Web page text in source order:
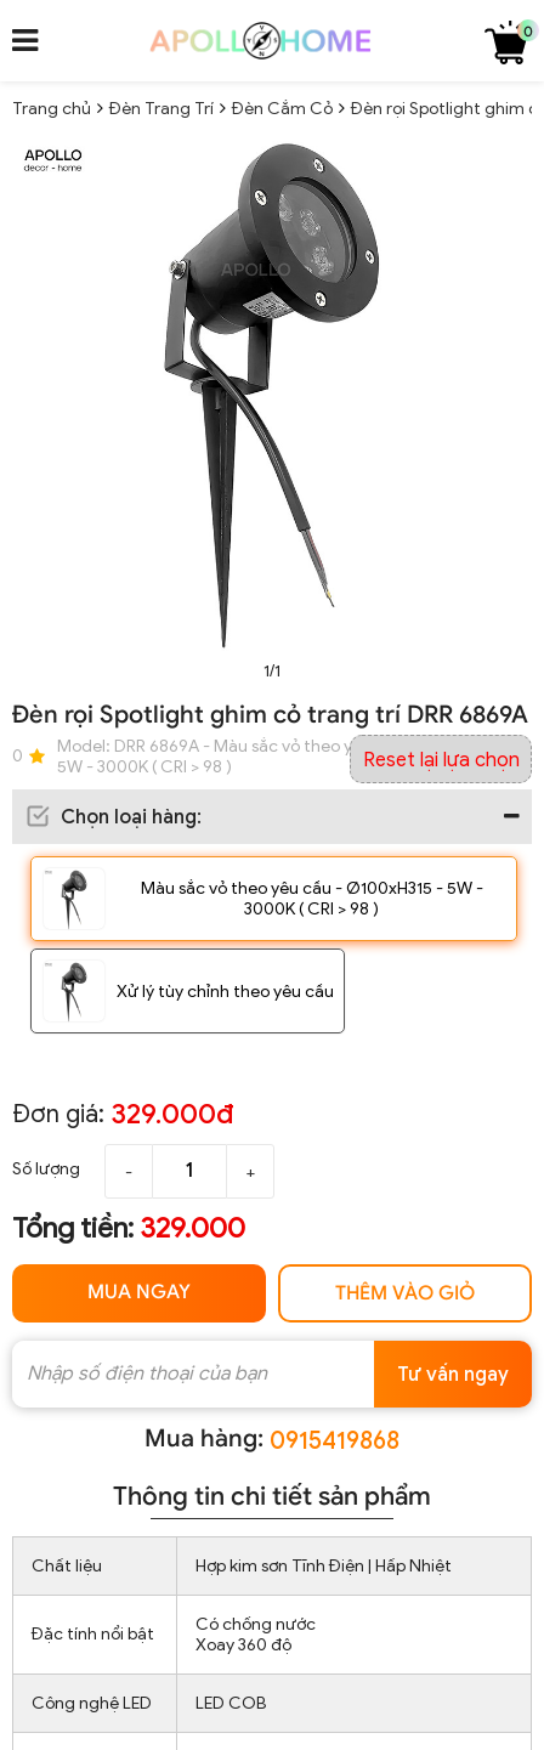
0
Trang chủ Đèn Trang Trí Đèn Cắm Cỏ Đèn rọi Spotlight ghim
1/1
Đèn rọi Spotlight ghim cỏ trang trí DRR 6869A
0 Model: DRR 6869A - Màu sắc vỏ theo yêu cầu - Ø100xH315 -
5W - 3000K ( CRI > 98 )
Chọn loại hàng:
Màu sắc vỏ theo yêu cầu - Ø100xH315 - 5W -
3000K ( CRI > 98 )
Xử lý tùy chỉnh theo yêu cầu
Reset lại lựa chọn
Đơn giá: 329.000đ
Số lượng - +
Tổng tiền: 329.000
MUA NGAY THÊM VÀO GIỎ
Tư vấn ngay
Mua hàng: 0915419868
Thông tin chi tiết sản phẩm
Chất liệu Hợp kim sơn Tĩnh Điện | Hấp Nhiệt
Đặc tính nổi bật
Có chống nước
Xoay 360 độ
Công nghệ LED LED COB